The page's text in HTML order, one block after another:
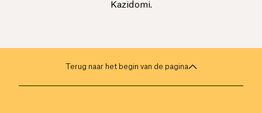
Kazidomi.
Terug naar het begin van de pagina